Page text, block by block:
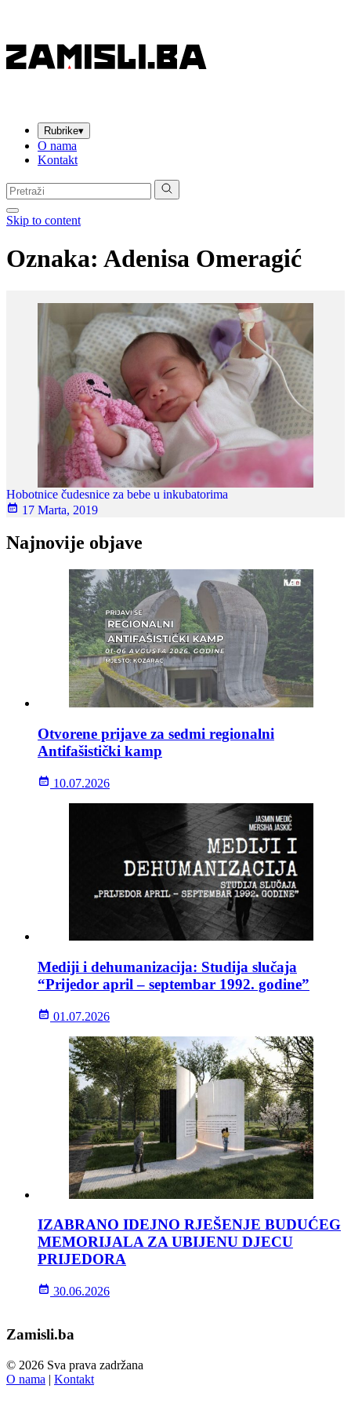
Rubrike▾
O nama
Kontakt
Pretraga:
Skip to content
Oznaka: Adenisa Omeragić
Hobotnice čudesnice za bebe u inkubatorima
17 Marta, 2019
Najnovije objave
Otvorene prijave za sedmi regionalni
Antifašistički kamp
10.07.2026
Mediji i dehumanizacija: Studija slučaja
“Prijedor april – septembar 1992. godine”
01.07.2026
IZABRANO IDEJNO RJEŠENJE BUDUĆEG
MEMORIJALA ZA UBIJENU DJECU
PRIJEDORA
30.06.2026
Zamisli.ba
© 2026 Sva prava zadržana
O nama | Kontakt